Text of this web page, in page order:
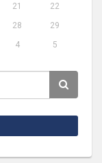
21
22
28
29
4 5